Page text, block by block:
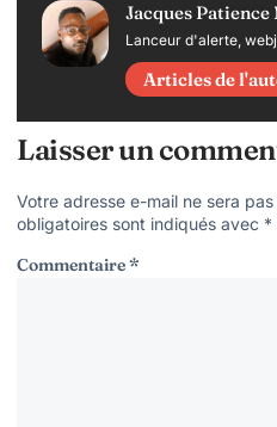
Jacques Patience
Lanceur d'alerte,
Articles de
Laisser un
Votre adresse e-mail ne sera
obligatoires sont indiqués avec *
Commentaire*